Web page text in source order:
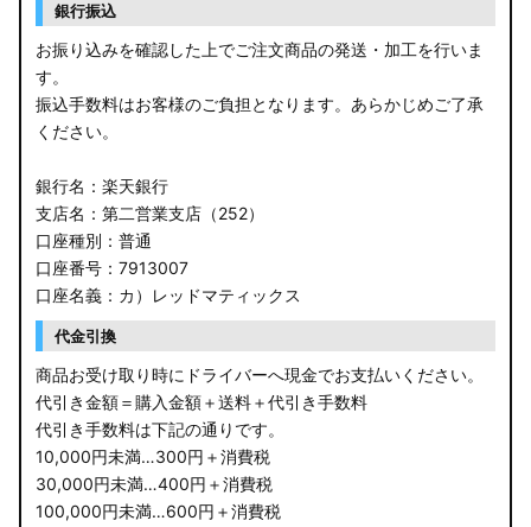
銀行振込
お振り込みを確認した上でご注文商品の発送・加工を行いま
す。
振込手数料はお客様のご負担となります。あらかじめご了承
ください。
銀行名：楽天銀行
支店名：第二営業支店（252）
口座種別：普通
口座番号：7913007
口座名義：カ）レッドマティックス
代金引換
商品お受け取り時にドライバーへ現金でお支払いください。
代引き金額＝購入金額＋送料＋代引き手数料
代引き手数料は下記の通りです。
10,000円未満…300円＋消費税
30,000円未満…400円＋消費税
100,000円未満…600円＋消費税